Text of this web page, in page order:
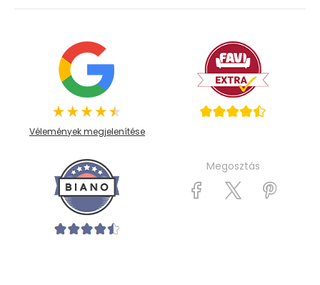
Vélemények megjelenítése
Megosztás